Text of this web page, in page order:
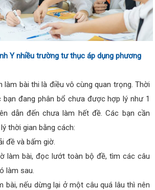
Y nhiều trường tư thục áp dụng phương
làm bài thi là điều vô cùng quan trọng. Thời
bạn đang phân bổ chưa được hợp lý như 1
dẫn đến chưa làm hết đề. Các bạn cần
thời gian bằng cách:
đề và bấm giờ.
làm bài, đọc lướt toàn bộ đề, tìm các câu
làm sau.
bài, nếu dừng lại ở một câu quá lâu thì nên